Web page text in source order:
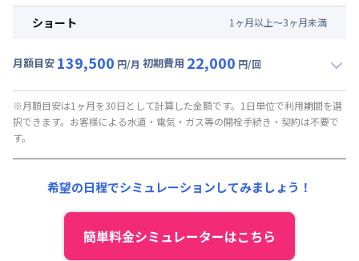
その他費用 :
初期費用
月額賃料目安(30日利用)
光熱費他 : 0円/月 (0円/日) ※賃料に含める
その他費用 :
管理費: 37,500円/月 (1,250円/日)
初期費用
ショート 1 ヶ月以上～3ヶ月未満
月額目安 139,500 円/月 初期費用 22,000 円/回
月額賃料目安(30日利用)
賃料 : 102,000円/月 (3,400円/日)
光熱費他 :
その他費用 :
37,500円/月 (1,250円/日)
契約事務手数料 : 5,000円/回 (税抜)
※月額目安は1ヶ月を30日として計算した金額です。1日単位で利用期間を選
択できます。お客様による水道・電気・ガス等の開栓手続き・契約は不要で
す。
希望の日程でシミュレーションしてみましょう！
簡単料金シミュレーターはこちら